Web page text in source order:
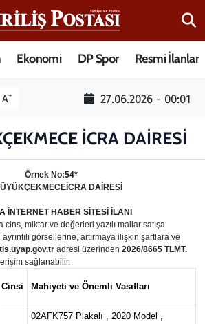
Ekonomi DP Spor Resmi İlanlar
A+ 27.06.2026 - 00:01
İCRA DAİRESİ
Örnek No:54*
İCRA DAİRESİ
İNTERNET HABER SİTESİ İLANI
cins, miktar ve değerleri yazılı mallar satışa
ayrıntılı görsellerine, artırmaya ilişkin şartlara ve
adresi üzerinden 2026/8665 TLMT.
sağlanabilir.
Cinsi Mahiyeti ve Önemli Vasıfları
02AFK757 Plakalı , 2020 Model ,
Durumu ve Fikstür